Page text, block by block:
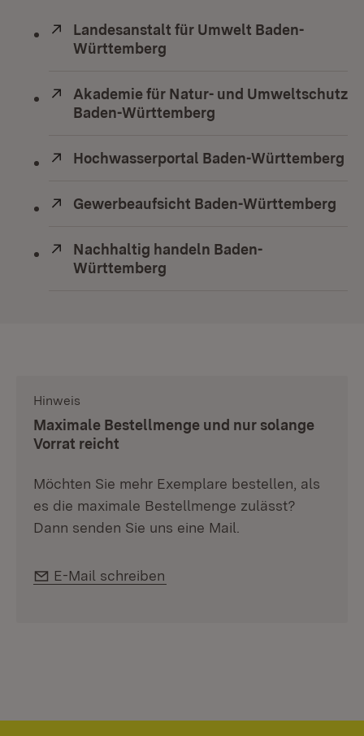
Extern:
Landesanstalt für Umwelt Baden-
Württemberg
Extern:
Akademie für Natur- und Umweltschutz
Baden-Württemberg
Extern:
Hochwasserportal Baden-Württemberg
Extern:
Gewerbeaufsicht Baden-Württemberg
Extern:
Nachhaltig handeln Baden-
Württemberg
Hinweis
Maximale Bestellmenge und nur solange
Vorrat reicht
Möchten Sie mehr Exemplare bestellen, als
es die maximale Bestellmenge zulässt?
Dann senden Sie uns eine Mail.
E-Mail:
E-Mail schreiben